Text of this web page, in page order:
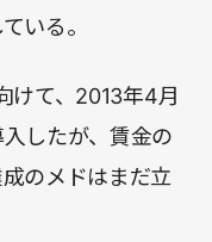
いる。
けて、2013年4月
したが、賃金の
のメドはまだ立